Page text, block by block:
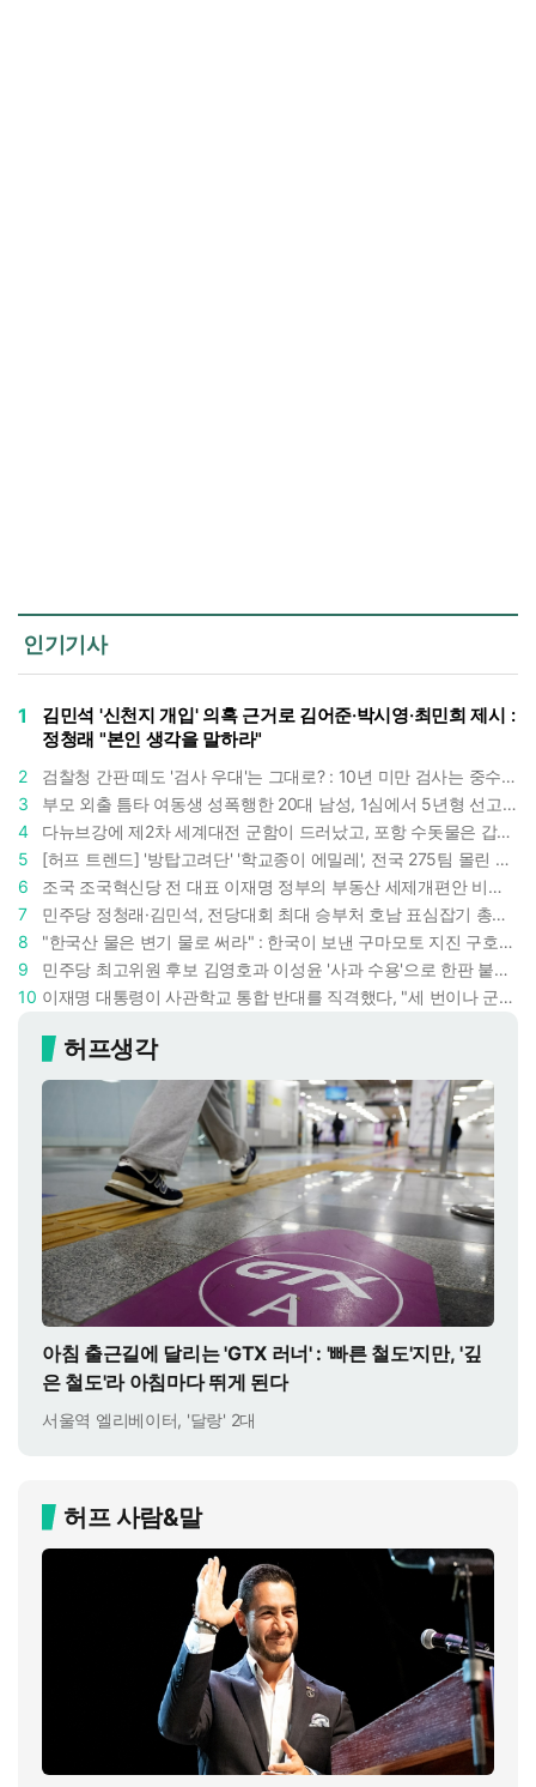
인기기사
1
김민석 '신천지 개입' 의혹 근거로 김어준·박시영·최민희 제시 :
정청래 "본인 생각을 말하라"
2
검찰청 간판 떼도 '검사 우대'는 그대로? : 10년 미만 검사는 중수청 4급 수사관으로 직행한다
3
부모 외출 틈타 여동생 성폭행한 20대 남성, 1심에서 5년형 선고 : 친족 간 '암수범죄'의 심각성
4
다뉴브강에 제2차 세계대전 군함이 드러났고, 포항 수돗물은 갑자기 짜졌다 : 폭염·가뭄이 만든 낯선 풍경
5
[허프 트렌드] '방탑고려단' '학교종이 에밀레', 전국 275팀 몰린 2026년 국립중앙박물관 분장대회 : 숨은 실력자들 나온다
6
조국 조국혁신당 전 대표 이재명 정부의 부동산 세제개편안 비판했다 : '공공주택 대전환' 촉구
7
민주당 정청래·김민석, 전당대회 최대 승부처 호남 표심잡기 총력 : 격차 10%p 안이냐, 밖이냐
8
"한국산 물은 변기 물로 써라" : 한국이 보낸 구마모토 지진 구호품에 한 일본인이 보인 반응
9
민주당 최고위원 후보 김영호과 이성윤 '사과 수용'으로 한판 붙었다 : 난데없이 "검사주의자"
10
이재명 대통령이 사관학교 통합 반대를 직격했다, "세 번이나 군사 쿠데타 했는데 압도적 지위"
허프생각
아침 출근길에 달리는 'GTX 러너' : '빠른 철도'지만, '깊
은 철도'라 아침마다 뛰게 된다
서울역 엘리베이터, '달랑' 2대
허프 사람&말